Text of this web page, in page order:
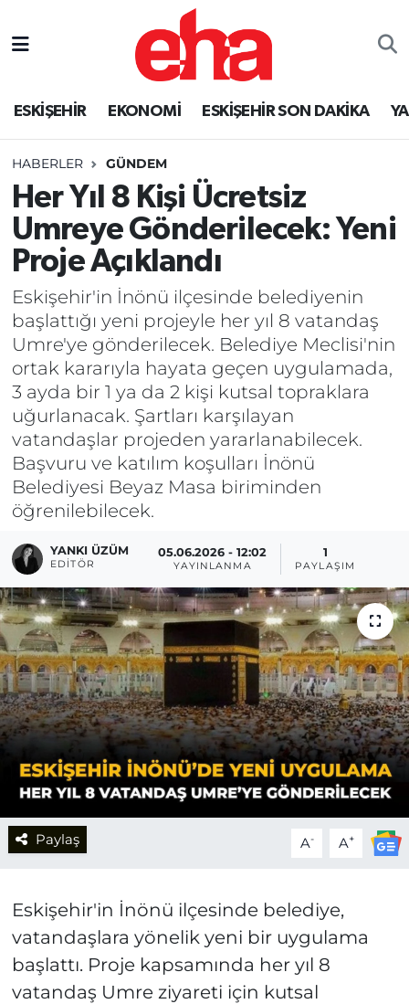
ESKİŞEHİR EKONOMİ ESKİŞEHİR SON DAKİKA
HABERLER GÜNDEM
Her Yıl 8 Kişi Ücretsiz
Umreye Gönderilecek: Yeni
Proje Açıklandı
Eskişehir'in İnönü ilçesinde belediyenin
başlattığı yeni projeyle her yıl 8 vatandaş
Umre'ye gönderilecek. Belediye Meclisi'nin
ortak kararıyla hayata geçen uygulamada,
3 ayda bir 1 ya da 2 kişi kutsal topraklara
uğurlanacak. Şartları karşılayan
vatandaşlar projeden yararlanabilecek.
Başvuru ve katılım koşulları İnönü
Belediyesi Beyaz Masa biriminden
öğrenilebilecek.
YANKI ÜZÜM
EDITÖR
05.06.2026 - 12:02
YAYINLANMA
1
PAYLAŞIM
Paylaş A- A+
Eskişehir'in İnönü ilçesinde belediye,
vatandaşlara yönelik yeni bir uygulama
başlattı. Proje kapsamında her yıl 8
vatandaş Umre ziyareti için kutsal